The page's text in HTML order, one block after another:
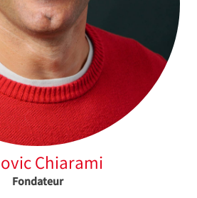
Chiarami
Fondateur